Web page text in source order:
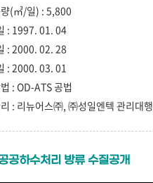
(㎥/일) : 5,800
: 1997. 01. 04
: 2000. 02. 28
: 2000. 03. 01
: OD-ATS 공법
: 리뉴어스㈜, ㈜성일엔텍 관리대행
공하수처리 방류 수질공개